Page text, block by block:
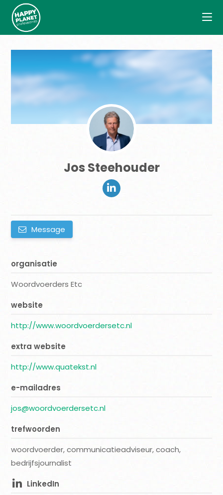
Jos Steehouder
Message
organisatie
Woordvoerders Etc
website
http://www.woordvoerdersetc.nl
extra website
http://www.quatekst.nl
e-mailadres
jos@woordvoerdersetc.nl
trefwoorden
woordvoerder, communicatieadviseur, coach,
bedrijfsjournalist
LinkedIn